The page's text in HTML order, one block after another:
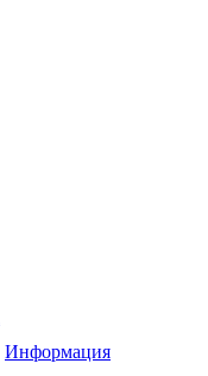
Информация